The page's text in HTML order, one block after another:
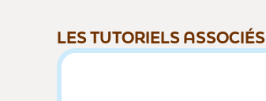
LES TUTORIELS ASSOCIÉS